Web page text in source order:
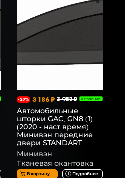
-20% 3 186 ₽ 3 982 ₽ В НАЛИЧИИ
Автомобильные
шторки GAC, GN8 (1)
(2020 - наст.время)
Минивэн передние
двери STANDART
Минивэн
Тканевая окантовка
В корзину Подробнее